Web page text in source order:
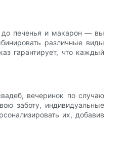
до печенья и макарон — вы
различные виды
гарантирует, что каждый
вечеринок по случаю
заботу, индивидуальные
их, добавив